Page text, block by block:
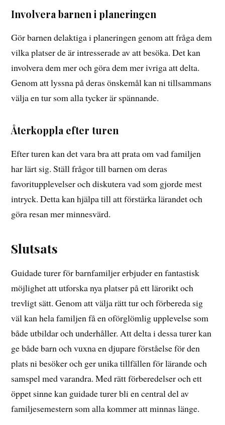
Involvera barnen i planeringen
Gör barnen delaktiga i planeringen genom att fråga dem
vilka platser de är intresserade av att besöka. Det kan
involvera dem mer och göra dem mer ivriga att delta.
Genom att lyssna på deras önskemål kan ni tillsammans
välja en tur som alla tycker är spännande.
Återkoppla efter turen
Efter turen kan det vara bra att prata om vad familjen
har lärt sig. Ställ frågor till barnen om deras
favoritupplevelser och diskutera vad som gjorde mest
intryck. Detta kan hjälpa till att förstärka lärandet och
göra resan mer minnesvärd.
Slutsats
Guidade turer för barnfamiljer erbjuder en fantastisk
möjlighet att utforska nya platser på ett lärorikt och
trevligt sätt. Genom att välja rätt tur och förbereda sig
väl kan hela familjen få en oförglömlig upplevelse som
både utbildar och underhåller. Att delta i dessa turer kan
ge både barn och vuxna en djupare förståelse för den
plats ni besöker och ger unika tillfällen för lärande och
samspel med varandra. Med rätt förberedelser och ett
öppet sinne kan guidade turer bli en central del av
familjesemestern som alla kommer att minnas länge.